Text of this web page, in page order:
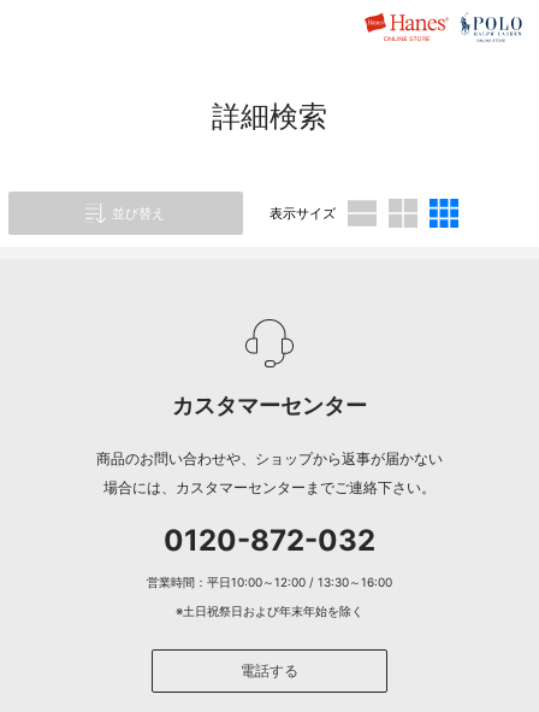
詳細検索
並び替え 表示サイズ
カスタマーセンター
商品のお問い合わせや、ショップから返事が届かない
場合には、カスタマーセンターまでご連絡下さい。
0120-872-032
営業時間：平日10:00～12:00 / 13:30～16:00
※土日祝祭日および年末年始を除く
電話する